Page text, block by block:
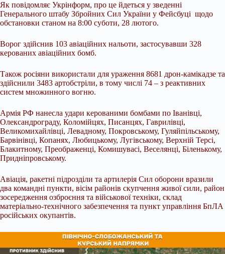
Як повідомляє Укрінформ, про це йдеться у зведенні
Генерального штабу Збройних Сил України у Фейсбуці щодо
обстановки станом на 8:00 суботи, 28 лютого.
Ворог здійснив 103 авіаційних нальоти, застосувавши 328
керованих авіаційних бомб.
Також росіяни використали для ураження 8681 дрон-камікадзе та
здійснили 3483 артобстріли, в тому числі 74 – з реактивних
систем множинного вогню.
Армія РФ нанесла удари керованими бомбами по Іванівці,
Олександрограду, Коломійцях, Писанцях, Гаврилівці,
Великомихайлівці, Левадному, Покровському, Гуляйпільському,
Барвінівці, Копанях, Любицькому, Лугівському, Верхній Терсі,
Блакитному, Преображенці, Комишувасі, Веселянці, Біленькому,
Придніпровському.
Авіація, ракетні підрозділи та артилерія Сил оборони вразили
два командні пункти, вісім районів скупчення живої сили, район
зосередження озброєння та військової техніки, склад
матеріально-технічного забезпечення та пункт управління БпЛА
російських окупантів.